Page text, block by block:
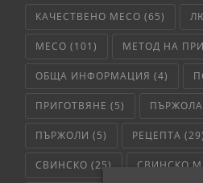
КАЧЕСТВЕНО МЕСО (65)
МЕСО (101) МЕТОД НА
ОБЩА ИНФОРМАЦИЯ (4)
ПРИГОТВЯНЕ (5) ПЪРЖОЛА
ПЪРЖОЛИ (5) РЕЦЕПТА (29)
СВИНСКО (25) СВИНСКО